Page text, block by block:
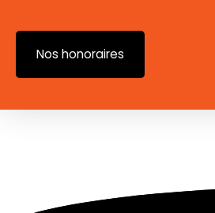
Nos honoraires